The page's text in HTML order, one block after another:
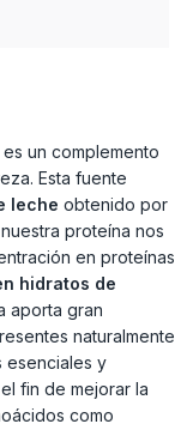
un complemento
Esta fuente
leche obtenido por
proteína nos
en proteínas
hidratos de
aporta gran
naturalmente
esenciales y
fin de mejorar la
como